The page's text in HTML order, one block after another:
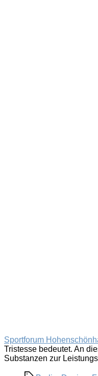
Sportforum
Tristesse bedeutet. An
Substanzen zur